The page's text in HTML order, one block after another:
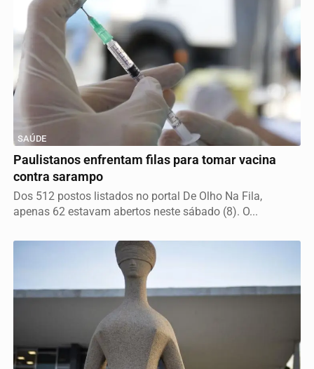
SAÚDE
Paulistanos enfrentam filas para tomar vacina
contra sarampo
Dos 512 postos listados no portal De Olho Na Fila,
apenas 62 estavam abertos neste sábado (8). O...